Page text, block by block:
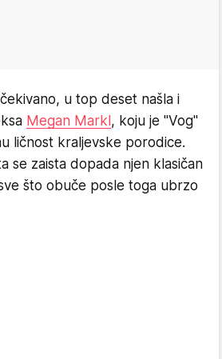
u top deset našla i
Megan Markl , koju je "Vog"
ličnost kraljevske porodice.
se zaista dopada njen klasičan
što obuče posle toga ubrzo